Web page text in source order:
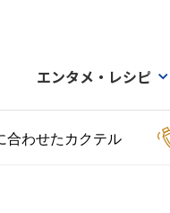
エンタメ・レシピ
合わせたカクテル